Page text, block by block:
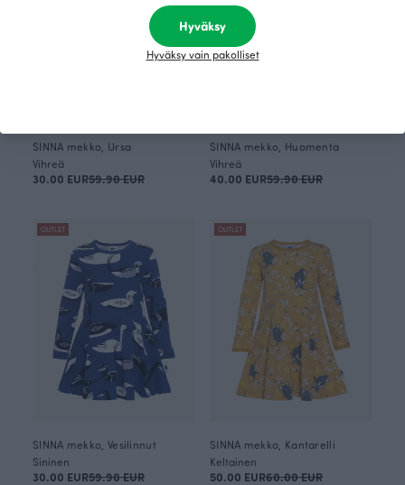
SINNA mekko, Ursa
Vihreä
30.00 EUR59.90 EUR
SINNA mekko, Huomenta
Vihreä
40.00 EUR59.90 EUR
OUTLET
SINNA mekko, Vesilinnut
Sininen
30.00 EUR59.90 EUR
OUTLET
SINNA mekko, Kantarelli
Keltainen
50.00 EUR60.00 EUR
Hyväksy
Hyväksy vain pakolliset